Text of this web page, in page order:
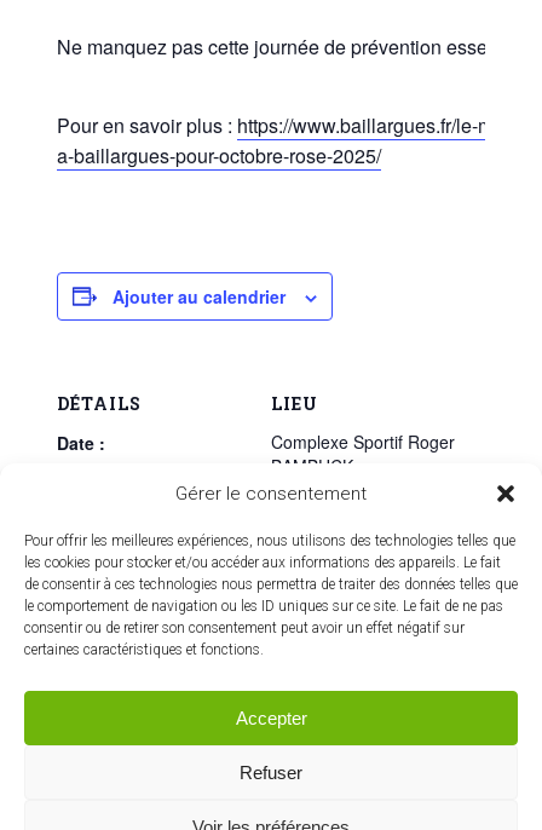
Gérer le consentement
Pour offrir les meilleures expériences, nous utilisons des technologies telles que
les cookies pour stocker et/ou accéder aux informations des appareils. Le fait
de consentir à ces technologies nous permettra de traiter des données telles que
le comportement de navigation ou les ID uniques sur ce site. Le fait de ne pas
consentir ou de retirer son consentement peut avoir un effet négatif sur
certaines caractéristiques et fonctions.
Accepter
Refuser
Ne manquez pas cette journée de prévention
Pour en savoir plus : https://www.baillargues.fr/le-
a-baillargues-pour-octobre-rose-2025/
Ajouter au calendrier
DÉTAILS
Date :
9h00 - 17h45
Catégories
d’Évènement:
Evènement,
SOLIDARITÉ
LIEU
Complexe Sportif Roger
BAMBUCK
Baillargues, France
Conférence parentalité : « Les